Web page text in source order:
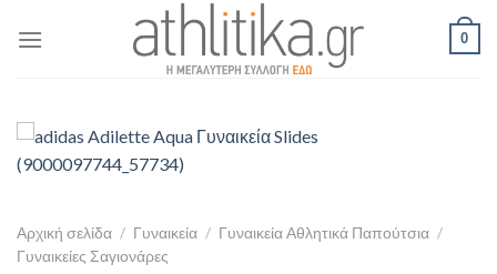
0
Αρχική σελίδα / Γυναικεία / Γυναικεία Αθλητικά Παπούτσια /
Γυναικείες Σαγιονάρες